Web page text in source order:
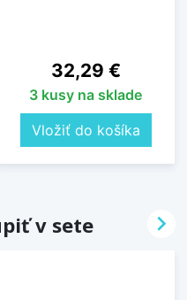
Cena
32,29 €
3 kusy na sklade
Vložiť do košíka
v sete 